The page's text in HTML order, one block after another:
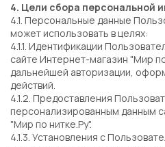
4. Цели сбора персональной
4.1. Персональные данные
может использовать в целях:
4.1.1. Идентификации
сайте Интернет-магазин "Мир
дальнейшей авторизации,
действий.
4.1.2. Предоставления
персонализированным данным
"Мир по нитке.Ру".
4.1.3. Установления с